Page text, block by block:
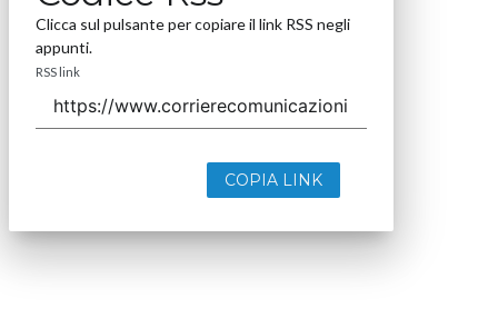
Clicca sul pulsante per copiare il link RSS negli
appunti.
RSS link
COPIA LINK